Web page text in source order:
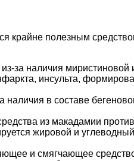
крайне полезным
за наличия миристиновой
инсульта,
в составе
из макадамии
жировой и
и смягчающее